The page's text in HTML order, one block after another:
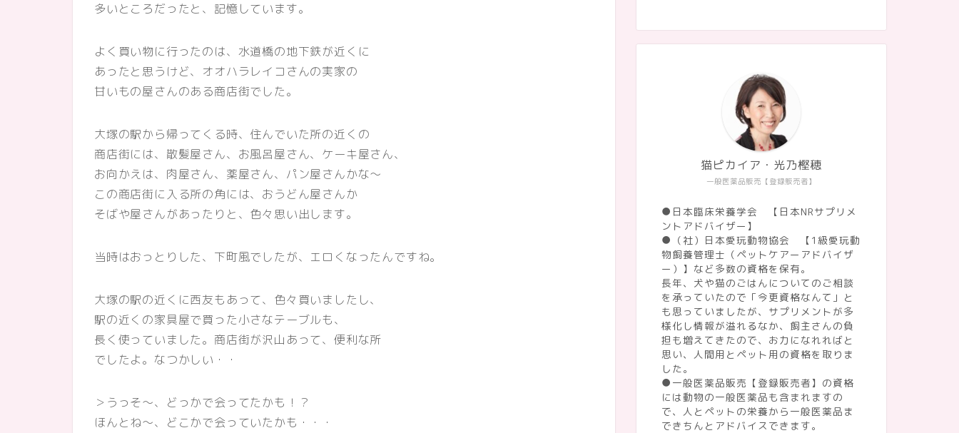
多いところだったと、記憶しています。
よく買い物に行ったのは、水道橋の地下鉄が近くに
あったと思うけど、オオハラレイコさんの実家の
甘いもの屋さんのある商店街でした。
大塚の駅から帰ってくる時、住んでいた所の近くの
商店街には、散髪屋さん、お風呂屋さん、ケーキ屋さん、
お向かえは、肉屋さん、薬屋さん、パン屋さんかな～
この商店街に入る所の角には、おうどん屋さんか
そばや屋さんがあったりと、色々思い出します。
当時はおっとりした、下町風でしたが、エロくなったんですね。
大塚の駅の近くに西友もあって、色々買いましたし、
駅の近くの家具屋で買った小さなテーブルも、
長く使っていました。商店街が沢山あって、便利な所
でしたよ。なつかしい・・
＞うっそ～、どっかで会ってたかも！？
ほんとね～、どこかで会っていたかも・・・
一般医薬品販売【登録販売者】
猫ピカイア・光乃樫穂
●日本臨床栄養学会 【日本NRサプリメ
ントアドバイザー】
●（社）日本愛玩動物協会 【1級愛玩動
物飼養管理士（ペットケアーアドバイザ
ー）】など多数の資格を保有。
長年、犬や猫のごはんについてのご相談
を承っていたので「今更資格なんて」と
も思っていましたが、サプリメントが多
様化し情報が溢れるなか、飼主さんの負
担も増えてきたので、お力になれればと
思い、人間用とペット用の資格を取りま
した。
●一般医薬品販売【登録販売者】の資格
には動物の一般医薬品も含まれますの
で、人とペットの栄養から一般医薬品ま
できちんとアドバイスできます。